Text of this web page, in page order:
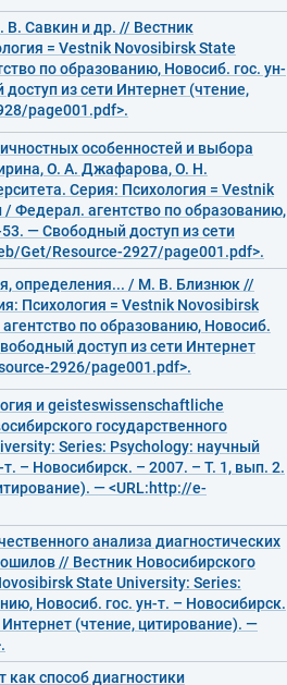
В. Савкин и др. // Вестник
= Vestnik Novosibirsk State
по образованию, Новосиб. гос. ун-
из сети Интернет (чтение,
page001.pdf>.
особенностей и выбора
О. А. Джафарова, О. Н.
Серия: Психология = Vestnik
Федерал. агентство по образованию,
— Свободный доступ из сети
Get/Resource-2927/page001.pdf>.
определения... / М. В. Близнюк //
Психология = Vestnik Novosibirsk
по образованию, Новосиб.
доступ из сети Интернет
2926/page001.pdf>.
и geisteswissenschaftliche
государственного
Series: Psychology: научный
– Новосибирск. – 2007. – Т. 1, вып. 2.
— <URL:http://e-
анализа диагностических
// Вестник Новосибирского
State University: Series:
Новосиб. гос. ун-т. – Новосибирск.
(чтение, цитирование). —
способ диагностики